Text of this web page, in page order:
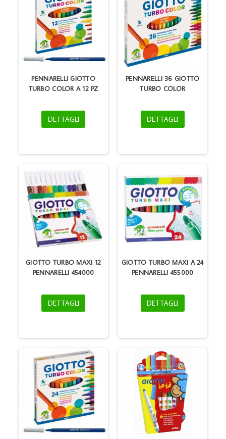
PENNARELLI GIOTTO
TURBO COLOR A 12 PZ
DETTAGLI
PENNARELLI 36 GIOTTO
TURBO COLOR
DETTAGLI
GIOTTO TURBO MAXI 12
PENNARELLI 454000
DETTAGLI
GIOTTO TURBO MAXI A 24
PENNARELLI 455000
DETTAGLI